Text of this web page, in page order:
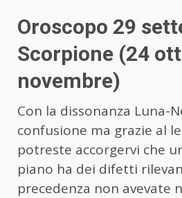
Oroscopo 29
Scorpione (24
novembre)
Con la dissonanza Luna-
confusione ma grazie al
potreste accorgervi che
piano ha dei difetti
precedenza non avevate